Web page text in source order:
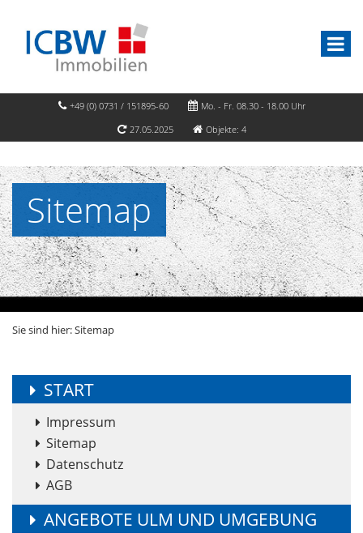
+49 (0) 0731 / 151895-60
Mo. - Fr. 08.30 - 18.00 Uhr
27.05.2025
Objekte: 4
Sitemap
Sie sind hier:Sitemap
START
Impressum
Sitemap
Datenschutz
AGB
ANGEBOTE ULM UND UMGEBUNG